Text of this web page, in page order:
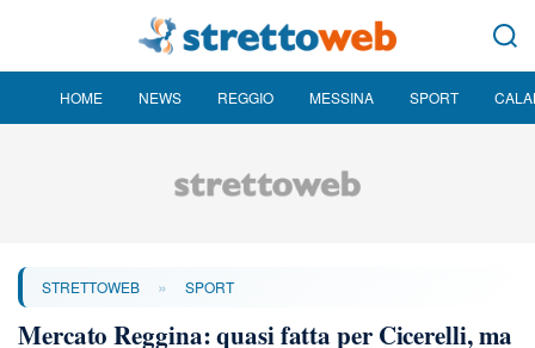
HOME NEWS REGGIO MESSINA SPORT
STRETTOWEB » SPORT
Mercato Reggina: quasi fatta per Cicerelli, ma